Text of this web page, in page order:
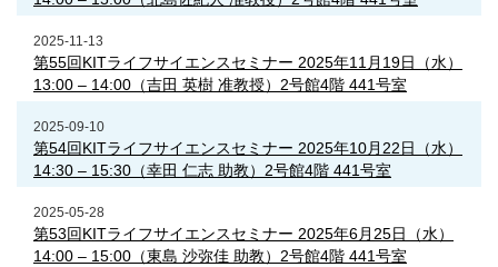
2025-11-13
第55回KITライフサイエンスセミナー 2025年11月19日（水）
13:00 ‒ 14:00（吉田 英樹 准教授）2号館4階 441号室
2025-09-10
第54回KITライフサイエンスセミナー 2025年10月22日（水）
14:30 ‒ 15:30（幸田 仁志 助教）2号館4階 441号室
2025-05-28
第53回KITライフサイエンスセミナー 2025年6月25日（水）
14:00 ‒ 15:00（東島 沙弥佳 助教）2号館4階 441号室